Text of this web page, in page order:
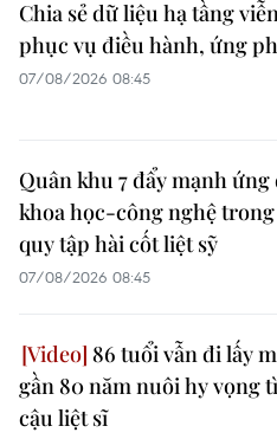
Chia sẻ dữ liệu hạ tầng
phục vụ điều hành, ứng
07/08/2026 08:45
Quân khu 7 đẩy mạnh
khoa học-công nghệ
quy tập hài cốt liệt sỹ
07/08/2026 08:45
86 tuổi vẫn đi lấy
gần 80 năm nuôi hy vọng
cậu liệt sĩ